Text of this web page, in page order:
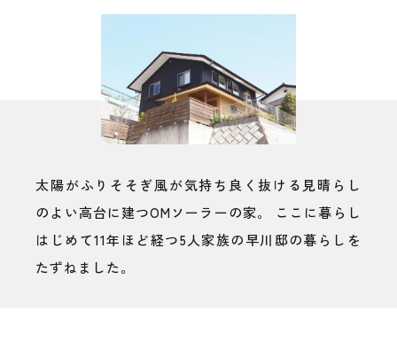
太陽がふりそそぎ風が気持ち良く抜ける見晴らし
のよい高台に建つOMソーラーの家。 ここに暮らし
はじめて11年ほど経つ5人家族の早川邸の暮らしを
たずねました。